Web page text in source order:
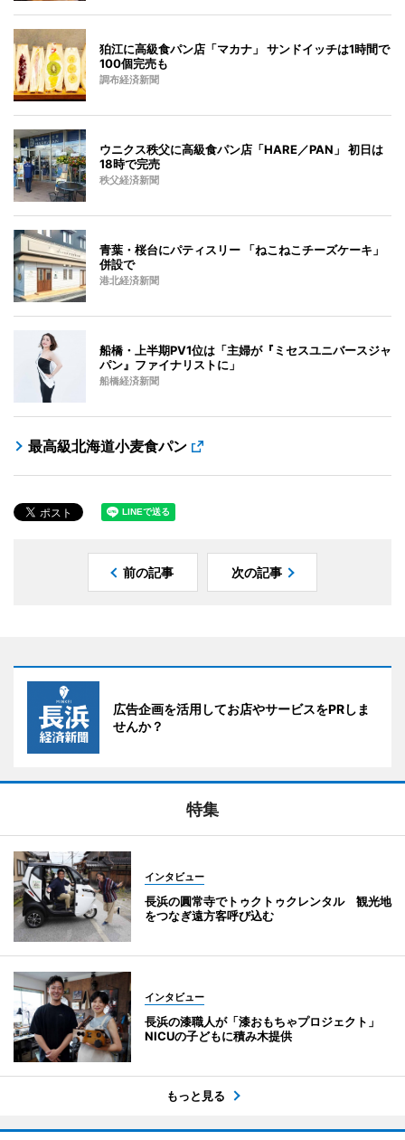
狛江に高級食パン店「マカナ」 サンドイッチは1時間で
100個完売も
調布経済新聞
ウニクス秩父に高級食パン店「HARE／PAN」 初日は
18時で完売
秩父経済新聞
青葉・桜台にパティスリー 「ねこねこチーズケーキ」
併設で
港北経済新聞
船橋・上半期PV1位は「主婦が『ミセスユニバースジャ
パン』ファイナリストに」
船橋経済新聞
最高級北海道小麦食パン
前の記事 次の記事
広告企画を活用してお店やサービスをPRしま
せんか？
特集
インタビュー
長浜の圓常寺でトゥクトゥクレンタル 観光地
をつなぎ遠方客呼び込む
インタビュー
長浜の漆職人が「漆おもちゃプロジェクト」
NICUの子どもに積み木提供
もっと見る